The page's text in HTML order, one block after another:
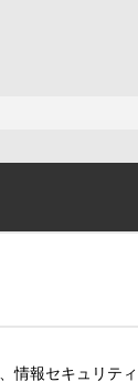
情報セキュリテ